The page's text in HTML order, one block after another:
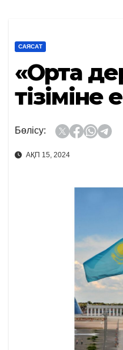
САЯСАТ
«Орта
тізіміне
Бөлісу:
АҚП 15, 2024